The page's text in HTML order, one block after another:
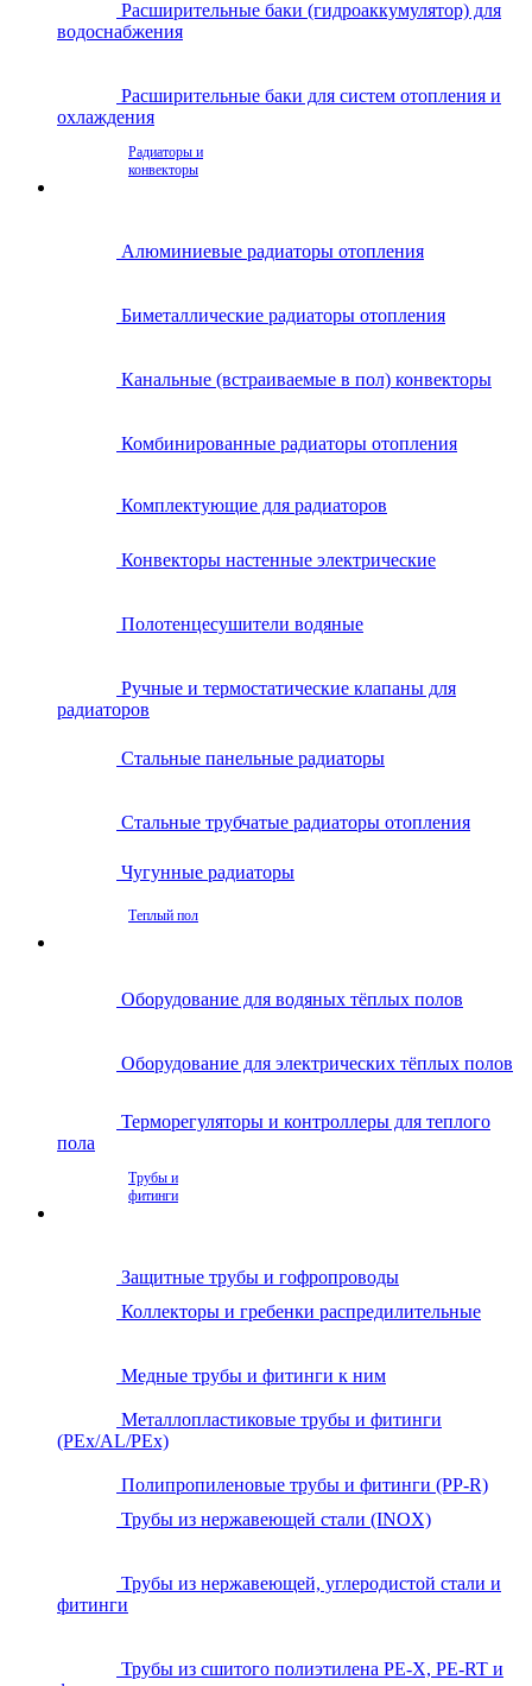
Расширительные баки (гидроаккумулятор) для
водоснабжения
Расширительные баки для систем отопления и
охлаждения
Радиаторы и
конвекторы
Алюминиевые радиаторы отопления
Биметаллические радиаторы отопления
Канальные (встраиваемые в пол) конвекторы
Комбинированные радиаторы отопления
Комплектующие для радиаторов
Конвекторы настенные электрические
Полотенцесушители водяные
Ручные и термостатические клапаны для
радиаторов
Стальные панельные радиаторы
Стальные трубчатые радиаторы отопления
Чугунные радиаторы
Теплый пол
Оборудование для водяных тёплых полов
Оборудование для электрических тёплых полов
Терморегуляторы и контроллеры для теплого
пола
Трубы и
фитинги
Защитные трубы и гофропроводы
Коллекторы и гребенки распредилительные
Медные трубы и фитинги к ним
Металлопластиковые трубы и фитинги
(PEx/AL/PEx)
Полипропиленовые трубы и фитинги (PP-R)
Трубы из нержавеющей стали (INOX)
Трубы из нержавеющей, углеродистой стали и
фитинги
Трубы из сшитого полиэтилена PE-X, PE-RT и